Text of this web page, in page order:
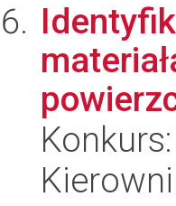
Konkurs: